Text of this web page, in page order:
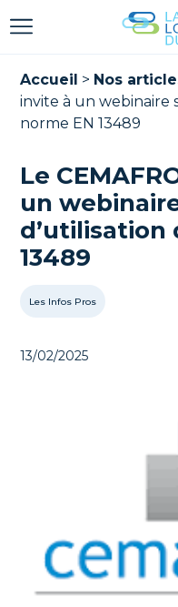
Accueil > Nos
invite à un webinaire
norme EN 13489
Le
un
d’utilisation
13489
Les Infos Pros
13/02/2025